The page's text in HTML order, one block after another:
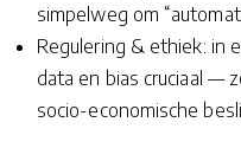
simpelweg om
Regulering & ethiek: in
data en bias cruciaal —
socio-economische